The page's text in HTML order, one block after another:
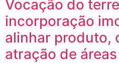
Vocação do
incorporação
alinhar produto,
atração de áreas